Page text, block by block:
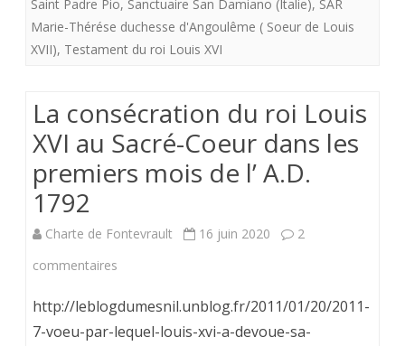
ligne
que
correcte).
Saint Padre Pio, Sanctuaire San Damiano (Italie), SAR
Marie-Thérése duchesse d'Angoulême ( Soeur de Louis
XVII), Testament du roi Louis XVI
La consécration du roi Louis
XVI au Sacré-Coeur dans les
premiers mois de l’ A.D.
1792
Charte de Fontevrault 16 juin 2020
2
commentaires
consécration
http://leblogdumesnil.unblog.fr/2011/01/20/2011-
7-voeu-par-lequel-louis-xvi-a-devoue-sa-